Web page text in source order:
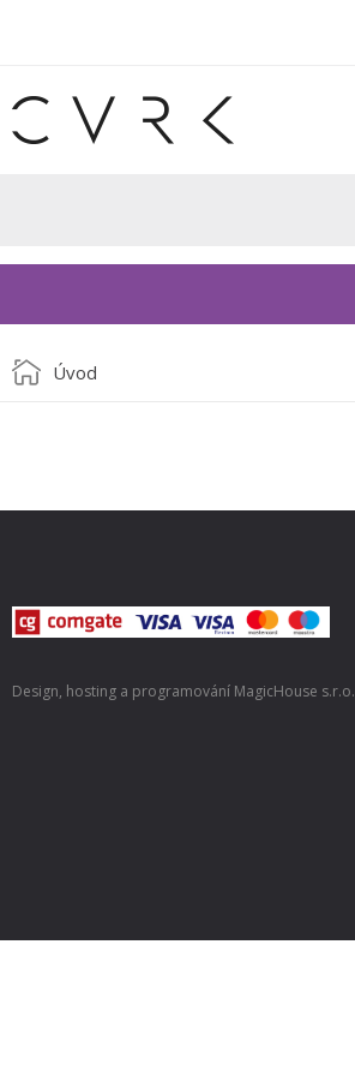
Úvod
Design, hosting a programování MagicHouse s.r.o.